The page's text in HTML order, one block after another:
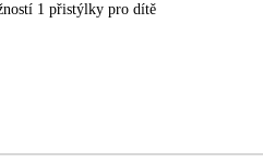
1 přistýlky pro dítě